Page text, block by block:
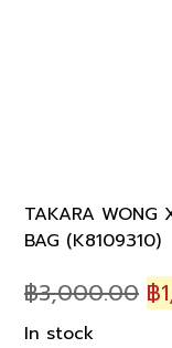
TAKARA WONG
BAG (K8109310)
฿3,000.00 ฿
In stock